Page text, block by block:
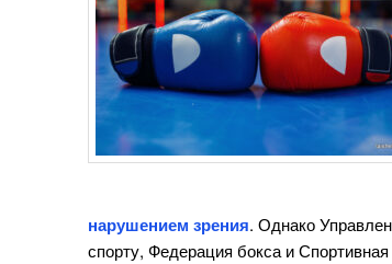
нарушением зрения. Однако
спорту, Федерация бокса и